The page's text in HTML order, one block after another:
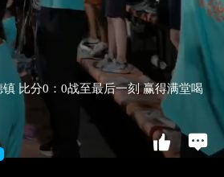
比分0：0战至最后一刻 赢得满堂喝